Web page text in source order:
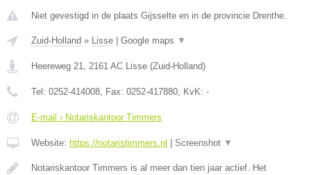
Niet gevestigd in de plaats Gijsselte en in de provincie Drenthe.
Zuid-Holland » Lisse Google maps ▼
Heereweg 21, 2161 AC Lisse (Zuid-Holland)
Tel: 0252-414008, Fax: 0252-417880, KvK: -
E-mail › Notariskantoor Timmers
Website: https://notaristimmers.nl Screenshot ▼
Notariskantoor Timmers is al meer dan tien jaar actief. Het